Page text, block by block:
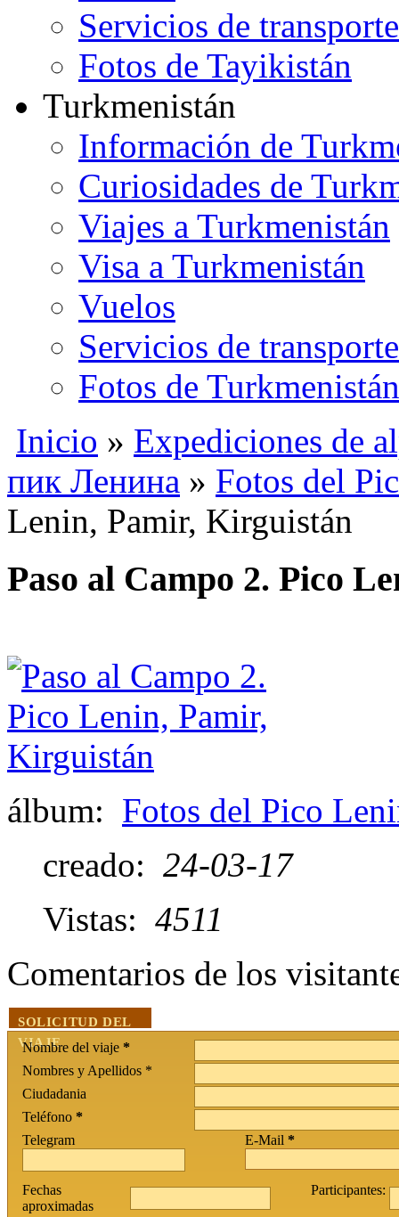
Servicios de transporte
Fotos de Tayikistán
Turkmenistán
Información de
Curiosidades de
Viajes a Turkmenistán
Visa a Turkmenistán
Vuelos
Servicios de transporte
Fotos de Turkmenistán
Inicio » Expediciones de
пик Ленина » Fotos del
Lenin, Pamir, Kirguistán
Paso al Campo 2. Pico
álbum: Fotos del Pico
creado: 24-03-17
Vistas: 4511
Comentarios de los
SOLICITUD DEL
VIAJE
Nombre del viaje *
Nombres y Apellidos *
Ciudadania
Teléfono *
Telegram
E-Mail *
Fechas
aproximadas
Participantes: